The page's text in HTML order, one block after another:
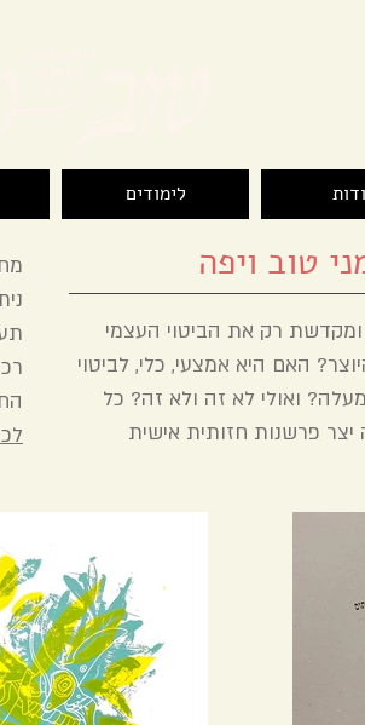
לימודים
טוב ויפה
רק את הביטוי העצמי
האם היא אמצעי, כלי, לביטוי
ואולי לא זה ולא זה? כל
פרשנות חזותית אישית